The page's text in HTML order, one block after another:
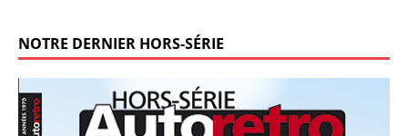
NOTRE DERNIER HORS-SÉRIE